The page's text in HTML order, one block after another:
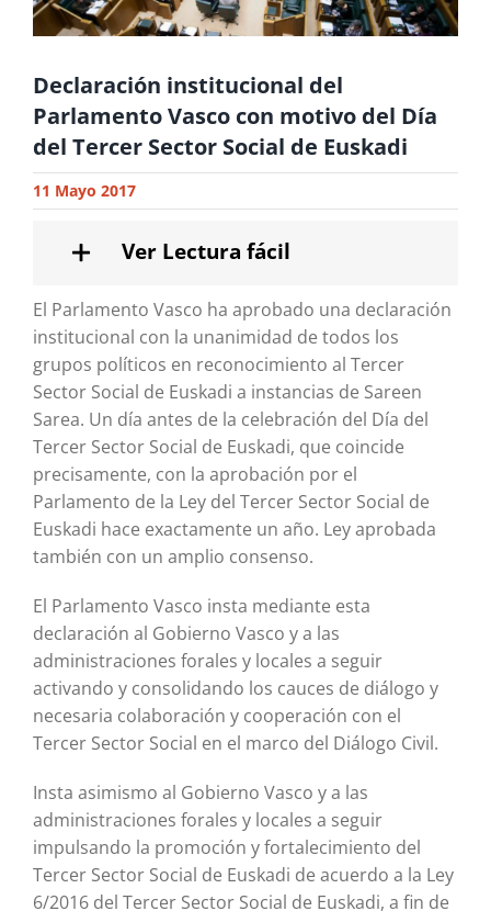
Declaración institucional del
Parlamento Vasco con motivo del Día
del Tercer Sector Social de Euskadi
11 Mayo 2017
Ver Lectura fácil
El Parlamento Vasco ha aprobado una declaración
institucional con la unanimidad de todos los
grupos políticos en reconocimiento al Tercer
Sector Social de Euskadi a instancias de Sareen
Sarea. Un día antes de la celebración del Día del
Tercer Sector Social de Euskadi, que coincide
precisamente, con la aprobación por el
Parlamento de la Ley del Tercer Sector Social de
Euskadi hace exactamente un año. Ley aprobada
también con un amplio consenso.
El Parlamento Vasco insta mediante esta
declaración al Gobierno Vasco y a las
administraciones forales y locales a seguir
activando y consolidando los cauces de diálogo y
necesaria colaboración y cooperación con el
Tercer Sector Social en el marco del Diálogo Civil.
Insta asimismo al Gobierno Vasco y a las
administraciones forales y locales a seguir
impulsando la promoción y fortalecimiento del
Tercer Sector Social de Euskadi de acuerdo a la Ley
6/2016 del Tercer Sector Social de Euskadi, a fin de